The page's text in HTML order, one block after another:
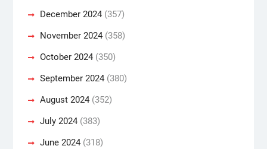
December 2024(357)
November 2024(358)
October 2024(350)
September 2024(380)
August 2024(352)
July 2024(383)
June 2024(318)